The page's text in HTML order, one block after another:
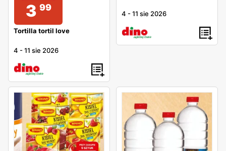
3 99
Tortilla tortil love
4 -11 sie 2026
4 -11 sie 2026